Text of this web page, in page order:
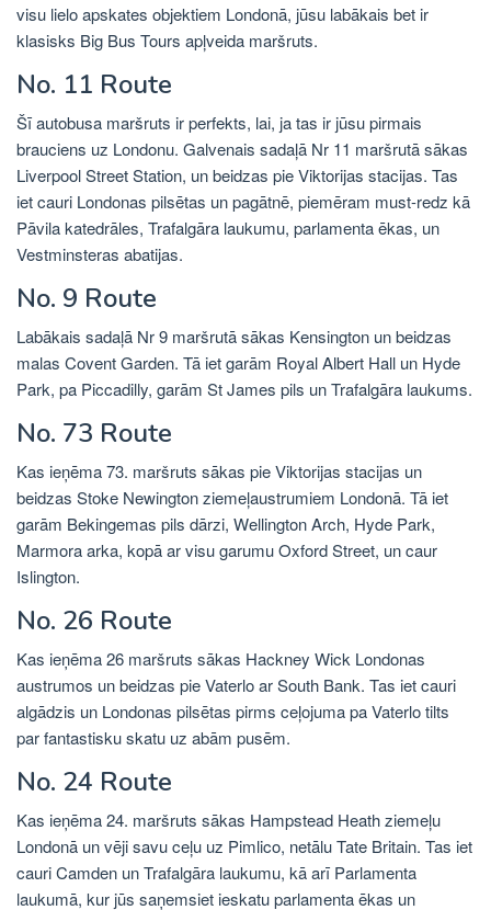
visu lielo apskates objektiem Londonā, jūsu labākais bet ir
klasisks Big Bus Tours apļveida maršruts.
No. 11 Route
Šī autobusa maršruts ir perfekts, lai, ja tas ir jūsu pirmais
brauciens uz Londonu. Galvenais sadaļā Nr 11 maršrutā sākas
Liverpool Street Station, un beidzas pie Viktorijas stacijas. Tas
iet cauri Londonas pilsētas un pagātnē, piemēram must-redz kā
Pāvila katedrāles, Trafalgāra laukumu, parlamenta ēkas, un
Vestminsteras abatijas.
No. 9 Route
Labākais sadaļā Nr 9 maršrutā sākas Kensington un beidzas
malas Covent Garden. Tā iet garām Royal Albert Hall un Hyde
Park, pa Piccadilly, garām St James pils un Trafalgāra laukums.
No. 73 Route
Kas ieņēma 73. maršruts sākas pie Viktorijas stacijas un
beidzas Stoke Newington ziemeļaustrumiem Londonā. Tā iet
garām Bekingemas pils dārzi, Wellington Arch, Hyde Park,
Marmora arka, kopā ar visu garumu Oxford Street, un caur
Islington.
No. 26 Route
Kas ieņēma 26 maršruts sākas Hackney Wick Londonas
austrumos un beidzas pie Vaterlo ar South Bank. Tas iet cauri
algādzis un Londonas pilsētas pirms ceļojuma pa Vaterlo tilts
par fantastisku skatu uz abām pusēm.
No. 24 Route
Kas ieņēma 24. maršruts sākas Hampstead Heath ziemeļu
Londonā un vēji savu ceļu uz Pimlico, netālu Tate Britain. Tas iet
cauri Camden un Trafalgāra laukumu, kā arī Parlamenta
laukumā, kur jūs saņemsiet ieskatu parlamenta ēkas un